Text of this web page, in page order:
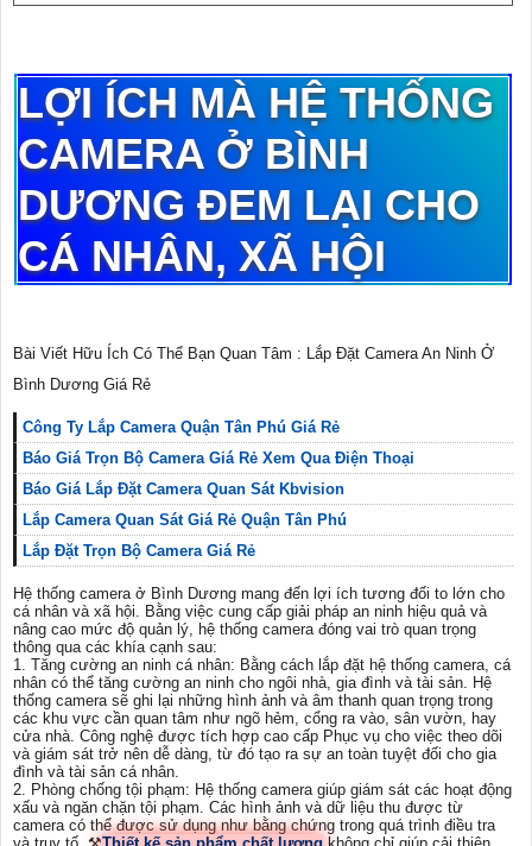
LỢI ÍCH MÀ HỆ THỐNG
CAMERA Ở BÌNH
DƯƠNG ĐEM LẠI CHO
CÁ NHÂN, XÃ HỘI
Bài Viết Hữu Ích Có Thể Bạn Quan Tâm : Lắp Đặt Camera An Ninh Ở
Bình Dương Giá Rẻ
Công Ty Lắp Camera Quận Tân Phú Giá Rẻ
Báo Giá Trọn Bộ Camera Giá Rẻ Xem Qua Điện Thoại
Báo Giá Lắp Đặt Camera Quan Sát Kbvision
Lắp Camera Quan Sát Giá Rẻ Quận Tân Phú
Lắp Đặt Trọn Bộ Camera Giá Rẻ
Hệ thống camera ở Bình Dương mang đến lợi ích tương đối to lớn cho
cá nhân và xã hội. Bằng việc cung cấp giải pháp an ninh hiệu quả và
nâng cao mức độ quản lý, hệ thống camera đóng vai trò quan trọng
thông qua các khía cạnh sau:
1. Tăng cường an ninh cá nhân: Bằng cách lắp đặt hệ thống camera, cá
nhân có thể tăng cường an ninh cho ngôi nhà, gia đình và tài sản. Hệ
thống camera sẽ ghi lại những hình ảnh và âm thanh quan trọng trong
các khu vực cần quan tâm như ngõ hẻm, cổng ra vào, sân vườn, hay
cửa nhà. Công nghệ được tích hợp cao cấp Phục vụ cho việc theo dõi
và giám sát trở nên dễ dàng, từ đó tạo ra sự an toàn tuyệt đối cho gia
đình và tài sản cá nhân.
2. Phòng chống tội phạm: Hệ thống camera giúp giám sát các hoạt động
xấu và ngăn chặn tội phạm. Các hình ảnh và dữ liệu thu được từ
camera có thể được sử dụng như bằng chứng trong quá trình điều tra